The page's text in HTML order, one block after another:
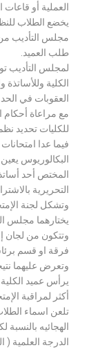
العملية أو قاعات
يخضع الطلاب
مجلس التأديب
طلب العميد.
لمجلس التأديب
الكلية
العقوبات في
مع مراعاة أحكام
للكليات تحديد
فيما عدا
البكالوريوس
المختص أحد
التحريرية
وتشكل لجنة
يختارهما مجلس
وتتكون من لجان
فرقة او قسم
وتعرض عليهما
يرأس عميد
أكثر لمراقبة
تلعن اسماء
الهجائيه
الدرجة العلمية (